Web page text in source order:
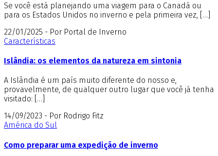
Se você está planejando uma viagem para o Canadá ou
para os Estados Unidos no inverno e pela primeira vez, […]
22/01/2025 - Por Portal de Inverno
Características
Islândia: os elementos da natureza em sintonia
A Islândia é um país muito diferente do nosso e,
provavelmente, de qualquer outro lugar que você já tenha
visitado: […]
14/09/2023 - Por Rodrigo Fitz
América do Sul
Como preparar uma expedição de inverno